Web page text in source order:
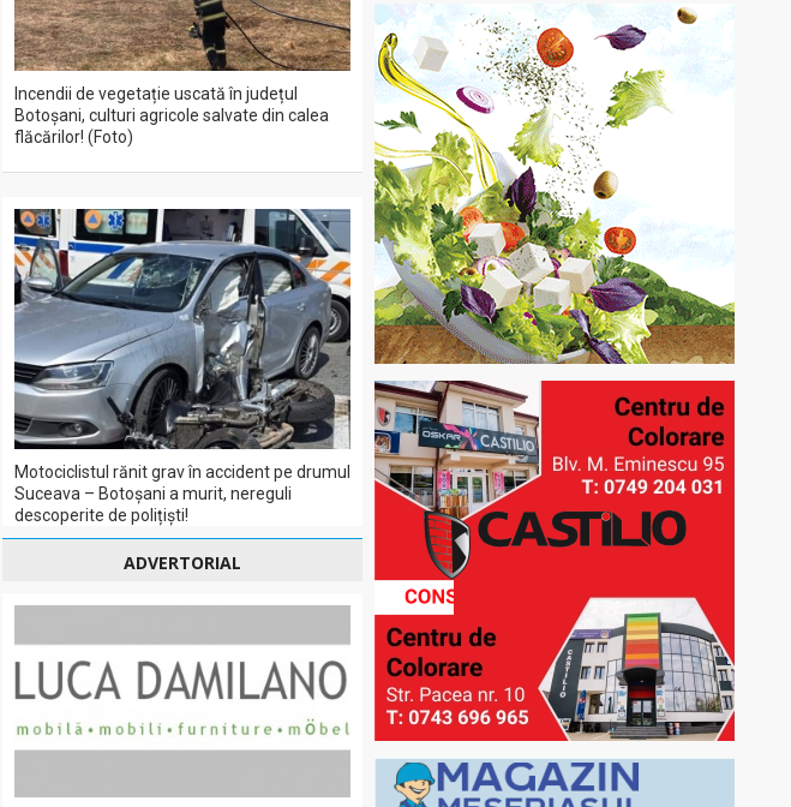
Incendii de vegetație uscată în județul
Botoșani, culturi agricole salvate din calea
flăcărilor! (Foto)
Motociclistul rănit grav în accident pe drumul
Suceava – Botoșani a murit, nereguli
descoperite de polițiști!
ADVERTORIAL